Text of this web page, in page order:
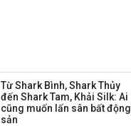
Sacombank phát hành
ba đợt trái phiếu thu về
hơn 3.600 tỷ, lãi suất
trả lên tới 10%/năm
Từ Shark Bình, Shark Thủy
đến Shark Tam, Khải Silk: Ai
cũng muốn lấn sân bất động
sản